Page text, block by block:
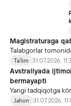
Magistraturaga
Talabgorlar
Ta'lim 31.07.2026,
Avstraliyada
bermayapti
Yangi tadqiqotga
qöyilgan taqiqdan
Jahon
31.07.2026,